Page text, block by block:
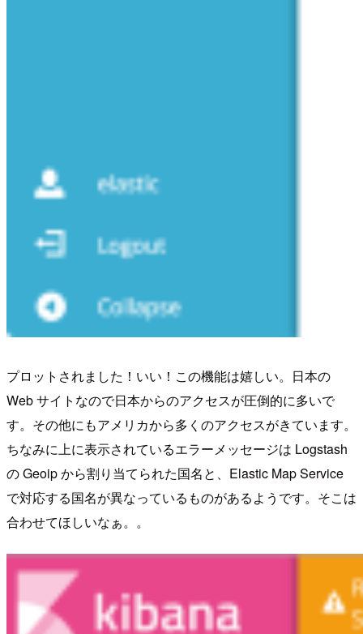
プロットされました！いい！この機能は嬉しい。日本の
Web サイトなので日本からのアクセスが圧倒的に多いで
す。その他にもアメリカから多くのアクセスがきています。
ちなみに上に表示されているエラーメッセージは Logstash
の Geoip から割り当てられた国名と、Elastic Map Service
で対応する国名が異なっているものがあるようです。そこは
合わせてほしいなぁ。。